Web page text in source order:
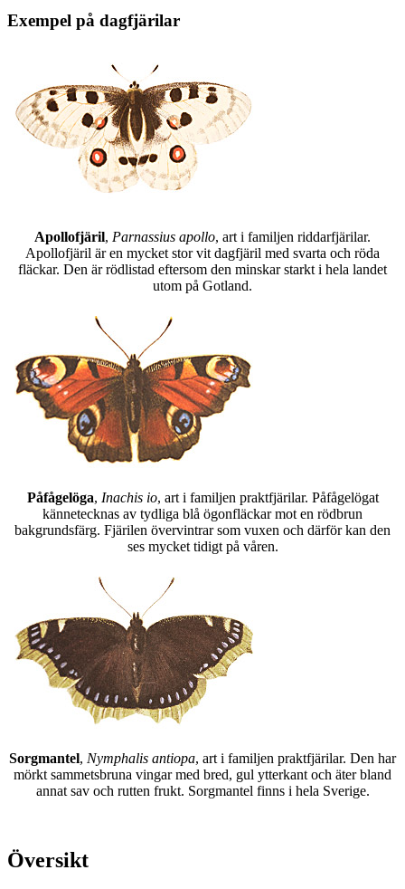
Exempel på dagfjärilar
Apollofjäril, Parnassius apollo, art i familjen riddarfjärilar.
Apollofjäril är en mycket stor vit dagfjäril med svarta och röda
fläckar. Den är rödlistad eftersom den minskar starkt i hela landet
utom på Gotland.
Påfågelöga, Inachis io, art i familjen praktfjärilar. Påfågelögat
kännetecknas av tydliga blå ögonfläckar mot en rödbrun
bakgrundsfärg. Fjärilen övervintrar som vuxen och därför kan den
ses mycket tidigt på våren.
Sorgmantel, Nymphalis antiopa, art i familjen praktfjärilar. Den har
mörkt sammetsbruna vingar med bred, gul ytterkant och äter bland
annat sav och rutten frukt. Sorgmantel finns i hela Sverige.
Översikt